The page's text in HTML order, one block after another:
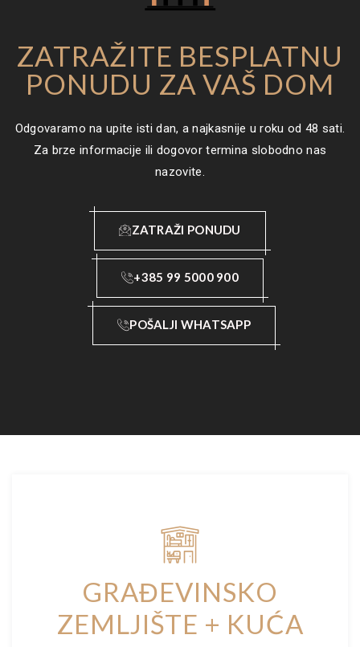
ZATRAŽITE BESPLATNU
PONUDU ZA VAŠ DOM
Odgovaramo na upite isti dan, a najkasnije u roku od 48 sati.
Za brze informacije ili dogovor termina slobodno nas
nazovite.
ZATRAŽI PONUDU
+385 99 5000 900
POŠALJI WHATSAPP
GRAĐEVINSKO
ZEMLJIŠTE + KUĆA